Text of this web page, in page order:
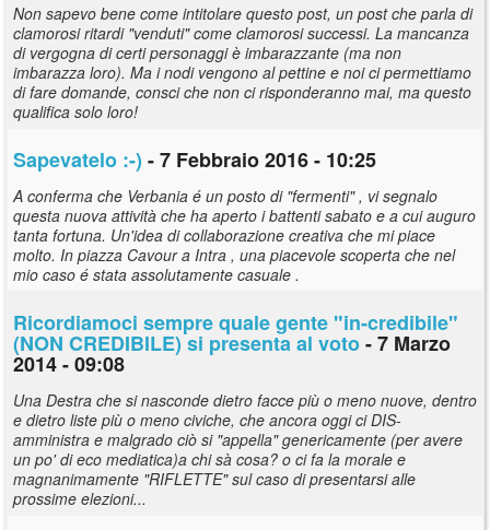
Non sapevo bene come intitolare questo post, un post che parla di
clamorosi ritardi "venduti" come clamorosi successi. La mancanza
di vergogna di certi personaggi è imbarazzante (ma non
imbarazza loro). Ma i nodi vengono al pettine e noi ci permettiamo
di fare domande, consci che non ci risponderanno mai, ma questo
qualifica solo loro!
Sapevatelo :-) - 7 Febbraio 2016 - 10:25
A conferma che Verbania é un posto di "fermenti" , vi segnalo
questa nuova attività che ha aperto i battenti sabato e a cui auguro
tanta fortuna. Un'idea di collaborazione creativa che mi piace
molto. In piazza Cavour a Intra , una piacevole scoperta che nel
mio caso é stata assolutamente casuale .
Ricordiamoci sempre quale gente "in-credibile"
(NON CREDIBILE) si presenta al voto- 7 Marzo
2014 - 09:08
Una Destra che si nasconde dietro facce più o meno nuove, dentro
e dietro liste più o meno civiche, che ancora oggi ci DIS-
amministra e malgrado ciò si "appella" genericamente (per avere
un po' di eco mediatica)a chi sà cosa? o ci fa la morale e
magnanimamente "RIFLETTE" sul caso di presentarsi alle
prossime elezioni...